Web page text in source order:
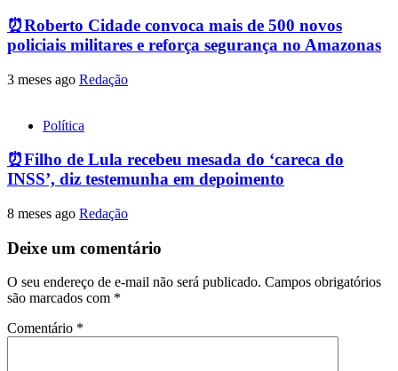
⏰Roberto Cidade convoca mais de 500 novos
policiais militares e reforça segurança no Amazonas
3 meses ago Redação
Política
⏰Filho de Lula recebeu mesada do ‘careca do
INSS’, diz testemunha em depoimento
8 meses ago Redação
Deixe um comentário
O seu endereço de e-mail não será publicado. Campos obrigatórios
são marcados com *
Comentário *